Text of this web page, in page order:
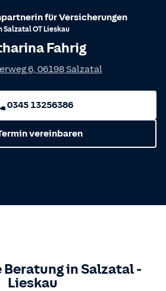
für Versicherungen
SalzatalOT Lieskau
Fahrig
6, 06198 Salzatal
0345 13256386
vereinbaren
inSalzatal -
Lieskau